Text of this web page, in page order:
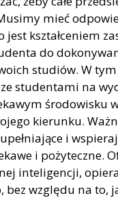
mieć
kształceniem
do
studiów. W
studentami na
środowisku
kierunku.
i
i pożyteczne.
inteligencji,
bez względu na